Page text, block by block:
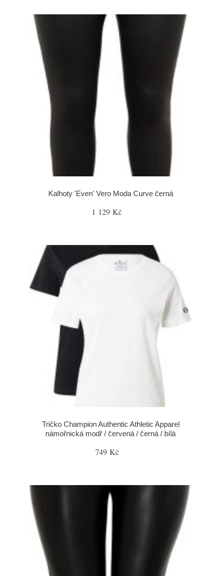
Kalhoty 'Even' Vero Moda Curve černá
1 129 Kč
Tričko Champion Authentic Athletic Apparel
námořnická modř / červená / černá / bílá
749 Kč